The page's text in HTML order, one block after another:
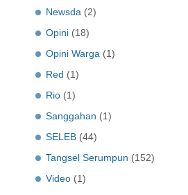
Newsda (2)
Opini (18)
Opini Warga (1)
Red (1)
Rio (1)
Sanggahan (1)
SELEB (44)
Tangsel Serumpun (152)
Video (1)